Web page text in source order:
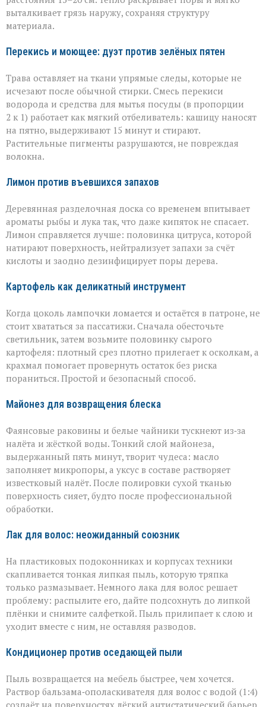
выталкивает грязь наружу, сохраняя структуру
материала.
Перекись и моющее: дуэт против зелёных пятен
Трава оставляет на ткани упрямые следы, которые не
исчезают после обычной стирки. Смесь перекиси
водорода и средства для мытья посуды (в пропорции
2 к 1) работает как мягкий отбеливатель: кашицу наносят
на пятно, выдерживают 15 минут и стирают.
Растительные пигменты разрушаются, не повреждая
волокна.
Лимон против въевшихся запахов
Деревянная разделочная доска со временем впитывает
ароматы рыбы и лука так, что даже кипяток не спасает.
Лимон справляется лучше: половинка цитруса, которой
натирают поверхность, нейтрализует запахи за счёт
кислоты и заодно дезинфицирует поры дерева.
Картофель как деликатный инструмент
Когда цоколь лампочки ломается и остаётся в патроне, не
стоит хвататься за пассатижи. Сначала обесточьте
светильник, затем возьмите половинку сырого
картофеля: плотный срез плотно прилегает к осколкам, а
крахмал помогает провернуть остаток без риска
пораниться. Простой и безопасный способ.
Майонез для возвращения блеска
Фаянсовые раковины и белые чайники тускнеют из‑за
налёта и жёсткой воды. Тонкий слой майонеза,
выдержанный пять минут, творит чудеса: масло
заполняет микропоры, а уксус в составе растворяет
известковый налёт. После полировки сухой тканью
поверхность сияет, будто после профессиональной
обработки.
Лак для волос: неожиданный союзник
На пластиковых подоконниках и корпусах техники
скапливается тонкая липкая пыль, которую тряпка
только размазывает. Немного лака для волос решает
проблему: распылите его, дайте подсохнуть до липкой
плёнки и снимите салфеткой. Пыль прилипает к слою и
уходит вместе с ним, не оставляя разводов.
Кондиционер против оседающей пыли
Пыль возвращается на мебель быстрее, чем хочется.
Раствор бальзама‑ополаскивателя для волос с водой (1:4)